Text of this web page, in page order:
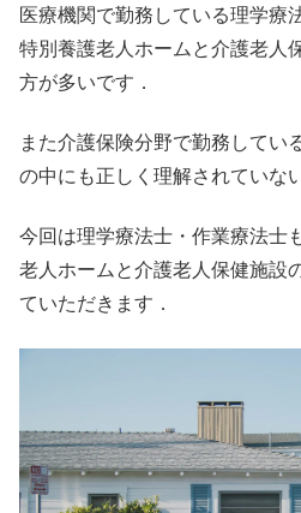
医療機関で勤務している理学療
特別養護老人ホームと介護老人
方が多いです．
また介護保険分野で勤務してい
の中にも正しく理解されていな
今回は理学療法士・作業療法士
老人ホームと介護老人保健施設
ていただきます．